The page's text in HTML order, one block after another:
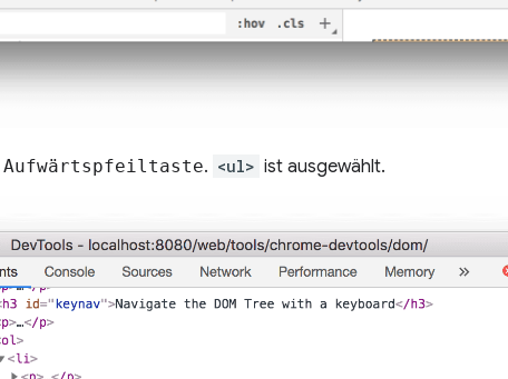
Aufwärtspfeiltaste. <ul> ist ausgewählt.